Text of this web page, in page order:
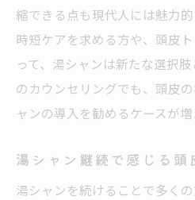
縮できる点も現代人には魅力
時短ケアを求める方や、頭皮
って、湯シャンは新たな選択
のカウンセリングでも、頭皮
ャンの導入を勧めるケースが増
湯シャン継続で感じる頭
湯シャンを続けることで多く